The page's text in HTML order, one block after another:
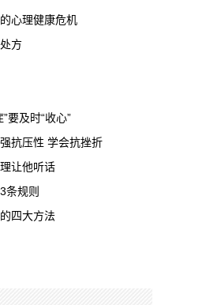
心理健康危机
方
要及时“收心”
抗压性 学会抗挫折
让他听话
条规则
四大方法